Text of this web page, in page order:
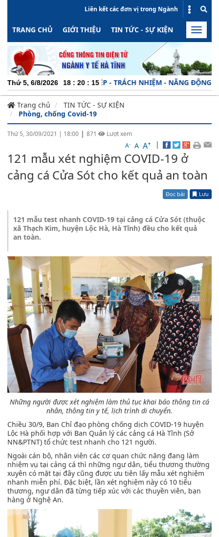
Liên kết các đơn vị trong Ngành
TRANG CHỦ GIỚI THIỆU TIN TỨC - SỰ KIỆN HOẠT
Toggle
Thứ 5, 6/8/2026 18 : 20 : 16
CHUYÊN NGHIỆP - TRÁCH NHIỆM - NĂNG ĐỘNG -
Trang chủ
TIN TỨC - SỰ KIỆN
Phòng, chống Covid-19
Thứ 5, 30/09/2021 | 18:00 | 871
Lượt xem
A- A A+ |
121 mẫu xét nghiệm COVID-19 ở
cảng cá Cửa Sót cho kết quả an toàn
Đọc bài Lưu
121 mẫu test nhanh COVID-19 tại cảng cá Cửa Sót (thuộc
xã Thạch Kim, huyện Lộc Hà, Hà Tĩnh) đều cho kết quả
an toàn.
Những người được xét nghiệm làm thủ tục khai báo thông tin cá
nhân, thông tin y tế, lịch trình di chuyển.
Chiều 30/9, Ban Chỉ đạo phòng chống dịch COVID-19 huyện
Lộc Hà phối hợp với Ban Quản lý các cảng cá Hà Tĩnh (Sở
NN&PTNT) tổ chức test nhanh cho 121 người.
Ngoài cán bộ, nhân viên các cơ quan chức năng đang làm
nhiệm vụ tại cảng cá thì những ngư dân, tiểu thương thường
xuyên có mặt tại đây cũng được ưu tiên lấy mẫu xét nghiệm
nhanh miễn phí. Đặc biệt, lần xét nghiệm này có 10 tiểu
thương, ngư dân đã từng tiếp xúc với các thuyền viên, bạn
hàng ở Nghệ An.